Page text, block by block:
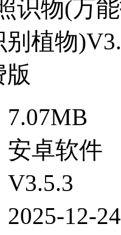
7.07MB
安卓软件
V3.5.3
2025-12-24